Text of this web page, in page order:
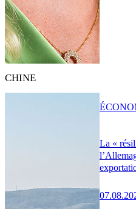
CHINE
La «